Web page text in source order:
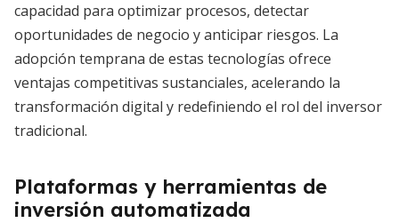
capacidad para optimizar procesos, detectar
oportunidades de negocio y anticipar riesgos. La
adopción temprana de estas tecnologías ofrece
ventajas competitivas sustanciales, acelerando la
transformación digital y redefiniendo el rol del inversor
tradicional.
Plataformas y herramientas de
inversión automatizada